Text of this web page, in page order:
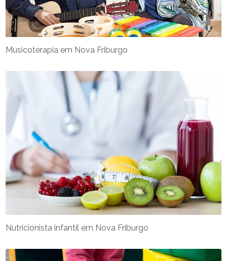
Musicoterapia em Nova Friburgo
Nutricionista infantil em Nova Friburgo